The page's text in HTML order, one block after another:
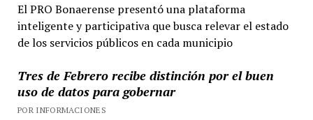
El PRO Bonaerense presentó una plataforma
inteligente y participativa que busca relevar el estado
de los servicios públicos en cada municipio
Tres de Febrero recibe distinción por el buen
uso de datos para gobernar
POR INFORMACIONES